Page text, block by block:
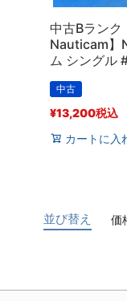
中古Bラン
Nauticam】
ム シングル
中古
¥13,200税込
カートに入
並び替え 価